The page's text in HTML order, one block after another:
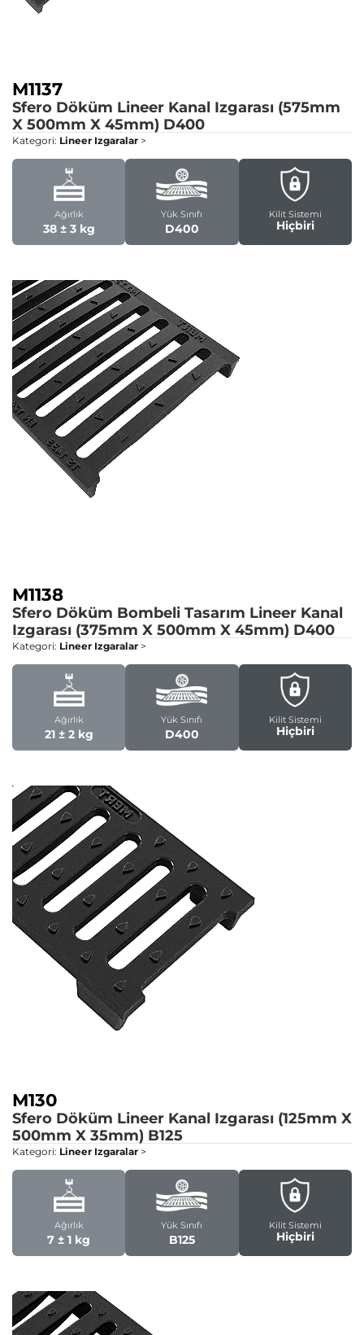
M1137
Sfero Döküm Lineer Kanal Izgarası (575mm
X 500mm X 45mm) D400
Kategori: Lineer Izgaralar >
Ağırlık
38 ± 3 kg
Yük Sınıfı
D400
Kilit Sistemi
Hiçbiri
M1138
Sfero Döküm Bombeli Tasarım Lineer Kanal
Izgarası (375mm X 500mm X 45mm) D400
Kategori: Lineer Izgaralar >
Ağırlık
21 ± 2 kg
Yük Sınıfı
D400
Kilit Sistemi
Hiçbiri
M130
Sfero Döküm Lineer Kanal Izgarası (125mm X
500mm X 35mm) B125
Kategori: Lineer Izgaralar >
Ağırlık
7 ± 1 kg
Yük Sınıfı
B125
Kilit Sistemi
Hiçbiri